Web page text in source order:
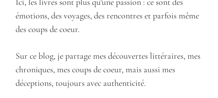
émotions, des voyages, des rencontres et parfois même
des coups de coeur.
Sur ce blog, je partage mes découvertes littéraires, mes
chroniques, mes coups de coeur, mais aussi mes
déceptions, toujours avec authenticité.